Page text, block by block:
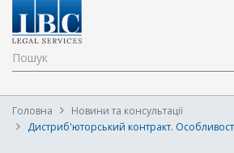
Головна
Новини та консультації
Дистриб'юторський контракт.